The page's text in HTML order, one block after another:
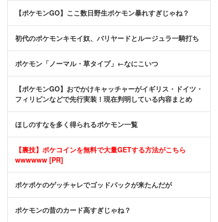
【ポケモンGO】ここ数日野生ポケモン暴れすぎじゃね？
初代のポケモンキモイ奴、バリヤードとルージュラ一騎打ち
ポケモン「ノーマル・草タイプ」←なにこいつ
【ポケモンGO】おでかけキャッチャーがイギリス・ドイツ・
フィリピンなどで先行実装！現在判明している内容まとめ
ほしのすなを多く得られるポケモン一覧
【裏技】ポケコインを無料で大量GETする方法がこちら
wwwwww [PR]
ポケポケのゲッチャレでゴッドパックが来たんだが
ポケモンの昔のカード高すぎじゃね？